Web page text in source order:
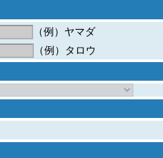
（例）ヤマダ
（例）タロウ